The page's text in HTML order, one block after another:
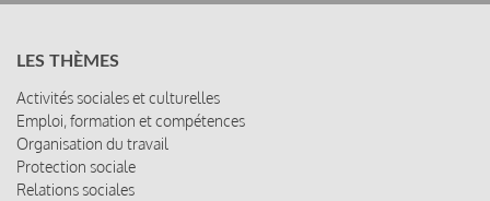
LES THÈMES
Activités sociales et culturelles
Emploi, formation et compétences
Organisation du travail
Protection sociale
Relations sociales